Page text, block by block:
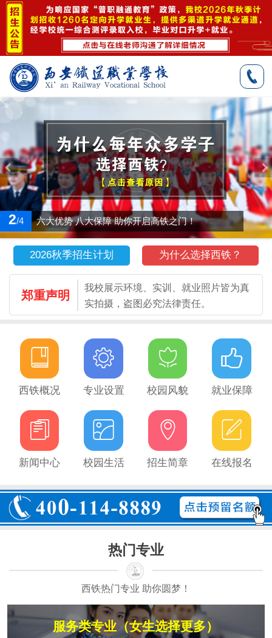
3/4 准军事化封闭式管理！
2026秋季招生计划 为什么选择西铁？
郑重声明
我校展示环境、实训、就业照片皆为真
实拍摄，盗图必究法律责任。

西铁概况

专业设置

校园风貌

就业保障

新闻中心

校园生活

招生简章

在线报名
热门专业
西铁热门专业 助你圆梦！
服务类专业（女生选择更多）